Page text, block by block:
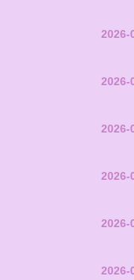
2026-
2026-
2026-
2026-
2026-
2026-